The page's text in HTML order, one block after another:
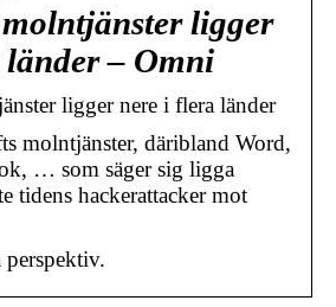
ligger
– Omni
ligger nere i flera länder
molntjänster, däribland Word,
… som säger sig ligga
tidens hackerattacker mot